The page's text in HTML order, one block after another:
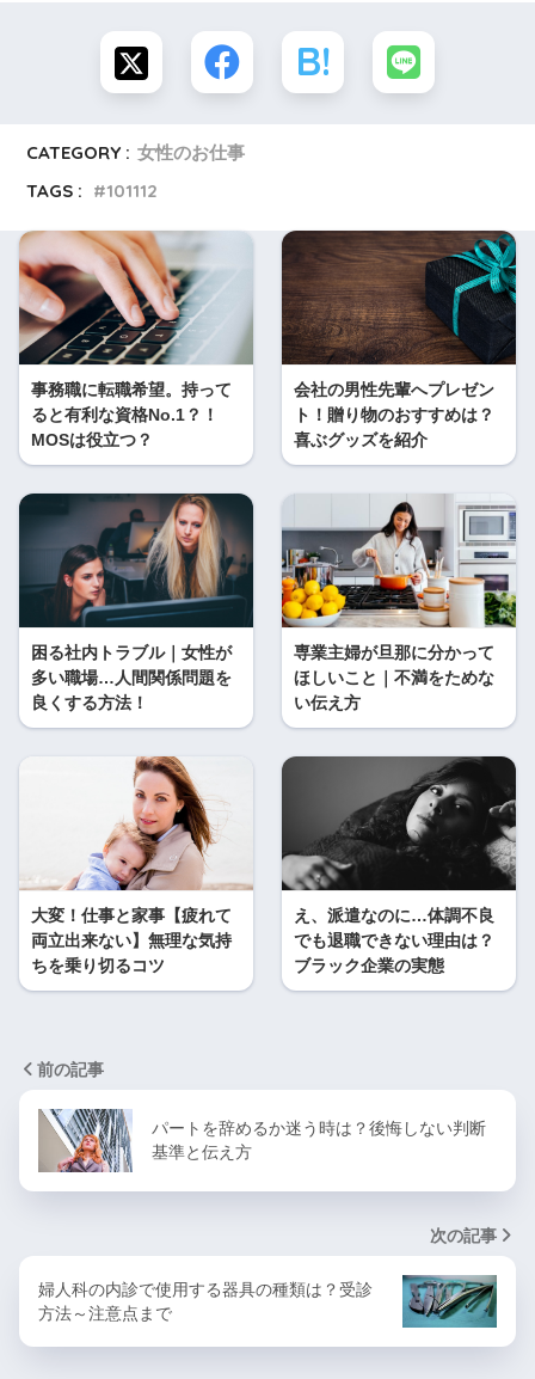
CATEGORY : 女性のお仕事
TAGS :
101112
事務職に転職希望。持って
ると有利な資格No.1？！
MOSは役立つ？
会社の男性先輩へプレゼン
ト！贈り物のおすすめは？
喜ぶグッズを紹介
困る社内トラブル｜女性が
多い職場…人間関係問題を
良くする方法！
専業主婦が旦那に分かって
ほしいこと｜不満をためな
い伝え方
大変！仕事と家事【疲れて
両立出来ない】無理な気持
ちを乗り切るコツ
え、派遣なのに…体調不良
でも退職できない理由は？
ブラック企業の実態
前の記事
パートを辞めるか迷う時は？後悔しない判断
基準と伝え方
次の記事
婦人科の内診で使用する器具の種類は？受診
方法～注意点まで